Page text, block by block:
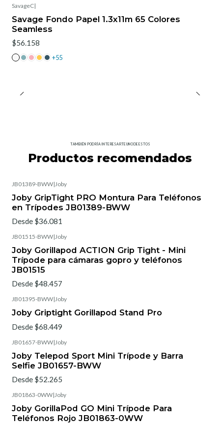
SavageC|
Savage Fondo Papel 1.3x11m 65 Colores
Seamless
$56.158
+55
TAMBIÉN PODRÍA INTERESARTE UNO DE ESTOS
Productos recomendados
JB01389-BWW| Joby
Joby GripTight PRO Montura Para Teléfonos
en Trípodes JB01389-BWW
Desde $36.081
JB01515-BWW| Joby
Joby Gorillapod ACTION Grip Tight - Mini
Trípode para cámaras gopro y teléfonos
JB01515
Desde $48.457
JB01395-BWW|Joby
Joby Griptight Gorillapod Stand Pro
Desde $68.449
JB01657-BWW| Joby
Joby Telepod Sport Mini Trípode y Barra
Selfie JB01657-BWW
Desde $52.265
JB01863-0WW|Joby
Joby GorillaPod GO Mini Trípode Para
Teléfonos Rojo JB01863-0WW